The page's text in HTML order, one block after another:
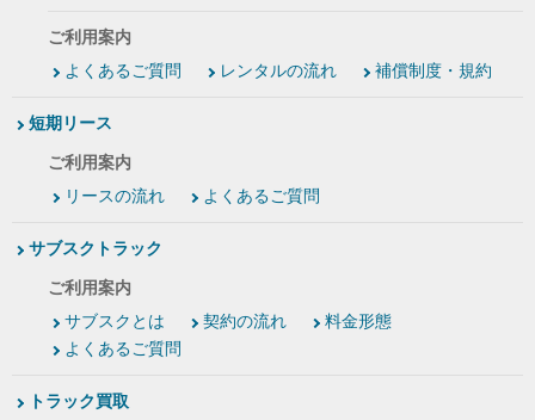
ご利用案内
よくあるご質問
レンタルの流れ 補償制度・規約
短期リース
ご利用案内
リースの流れ
よくあるご質問
サブスクトラック
ご利用案内
サブスクとは
契約の流れ
料金形態
よくあるご質問
トラック買取